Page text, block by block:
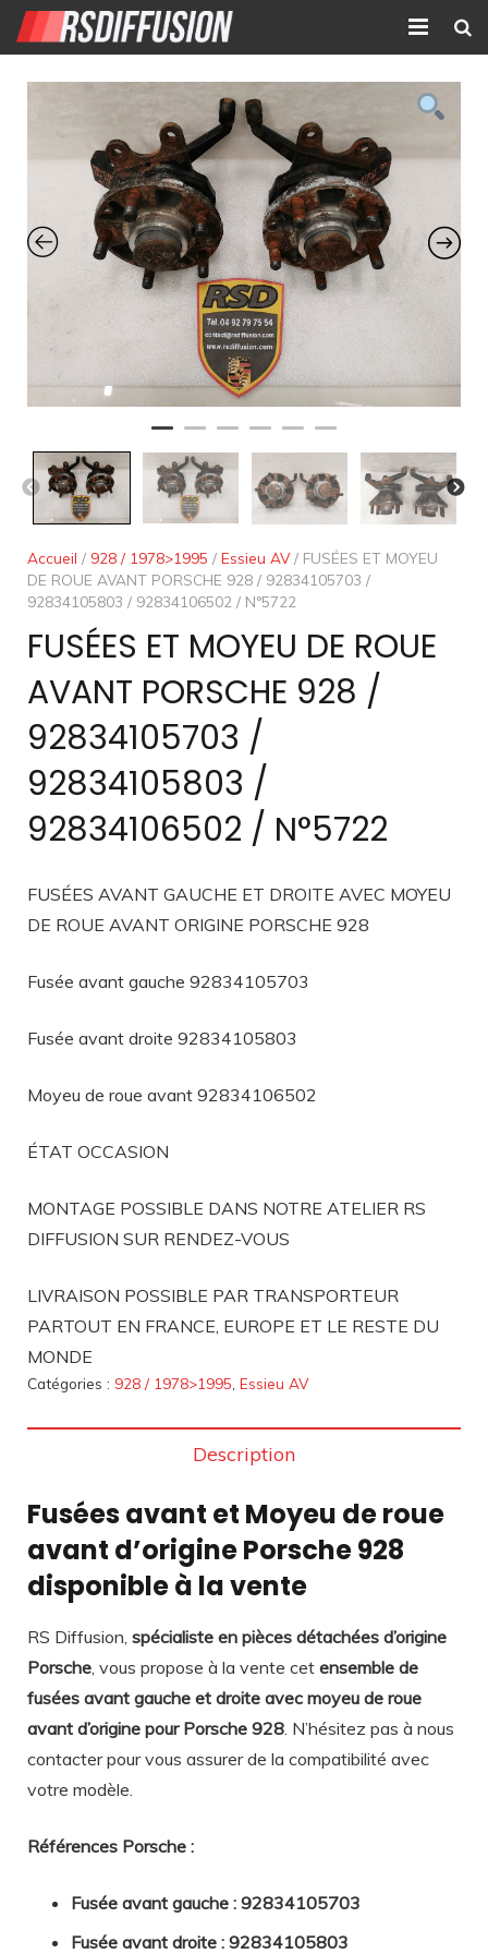
Accueil
Nouvelles annonces
Annonces prolongées
Atelier mécanique
Accueil / 928 / 1978>1995 / Essieu AV/ FUSÉES ET MOYEU
DE ROUE AVANT PORSCHE 928 / 92834105703 /
92834105803 / 92834106502 / N°5722
FUSÉES ET MOYEU DE ROUE
AVANT PORSCHE 928 /
92834105703 /
92834105803 /
92834106502 / N°5722
FUSÉES AVANT GAUCHE ET DROITE AVEC MOYEU
DE ROUE AVANT ORIGINE PORSCHE 928
Fusée avant gauche 92834105703
Fusée avant droite 92834105803
Moyeu de roue avant 92834106502
ÉTAT OCCASION
MONTAGE POSSIBLE DANS NOTRE ATELIER RS
DIFFUSION SUR RENDEZ-VOUS
LIVRAISON POSSIBLE PAR TRANSPORTEUR
PARTOUT EN FRANCE, EUROPE ET LE RESTE DU
MONDE
Catégories : 928 / 1978>1995 Essieu AV
Description
Fusées avant et Moyeu de roue
avant d’origine Porsche 928
disponible à la vente
RS Diffusion, spécialiste en pièces détachées d’origine
Porsche , vous propose à la vente cet ensemble de
fusées avant gauche et droite avec moyeu de roue
avant d’origine pour Porsche 928 . N’hésitez pas à nous
contacter pour vous assurer de la compatibilité avec
votre modèle.
Références Porsche :
Fusée avant gauche : 92834105703
Fusée avant droite : 92834105803